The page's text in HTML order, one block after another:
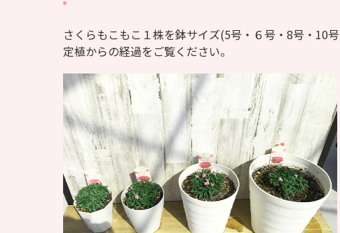
さくらもこもこ１株を鉢サイズ(5号・６号・8号・10
定植からの経過をご覧ください。